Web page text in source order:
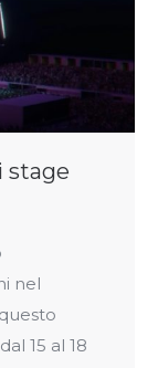
stage
nel
15 al 18